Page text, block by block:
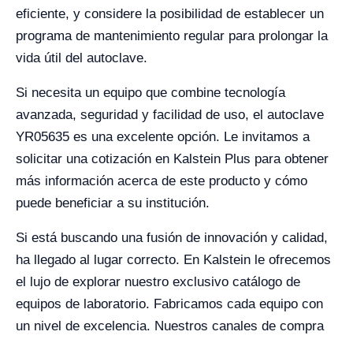
eficiente, y considere la posibilidad de establecer un
programa de mantenimiento regular para prolongar la
vida útil del autoclave.
Si necesita un equipo que combine tecnología
avanzada, seguridad y facilidad de uso, el autoclave
YR05635 es una excelente opción. Le invitamos a
solicitar una cotización en Kalstein Plus para obtener
más información acerca de este producto y cómo
puede beneficiar a su institución.
Si está buscando una fusión de innovación y calidad,
ha llegado al lugar correcto. En Kalstein le ofrecemos
el lujo de explorar nuestro exclusivo catálogo de
equipos de laboratorio. Fabricamos cada equipo con
un nivel de excelencia. Nuestros canales de compra